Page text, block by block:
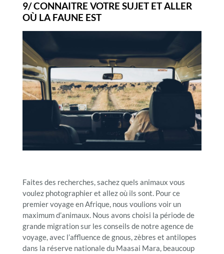
9/ CONNAITRE VOTRE SUJET ET ALLER
OÙ LA FAUNE EST
Faites des recherches, sachez quels animaux vous
voulez photographier et allez où ils sont. Pour ce
premier voyage en Afrique, nous voulions voir un
maximum d’animaux. Nous avons choisi la période de
grande migration sur les conseils de notre agence de
voyage, avec l’affluence de gnous, zèbres et antilopes
dans la réserve nationale du Maasai Mara, beaucoup